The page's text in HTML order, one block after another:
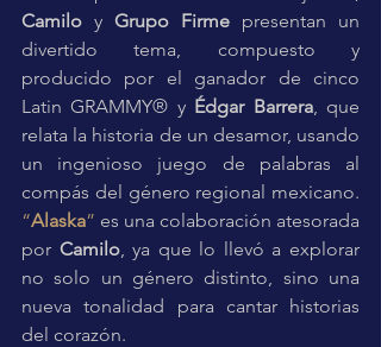
Camilo y Grupo Firme presentan un
divertido tema, compuesto y
producido por el ganador de cinco
Latin GRAMMY® y Édgar Barrera, que
relata la historia de un desamor, usando
un ingenioso juego de palabras al
“Alaska” es una colaboración atesorada
por Camilo, ya que lo llevó a explorar
no solo un género distinto, sino una
nueva tonalidad para cantar historias
del corazón.